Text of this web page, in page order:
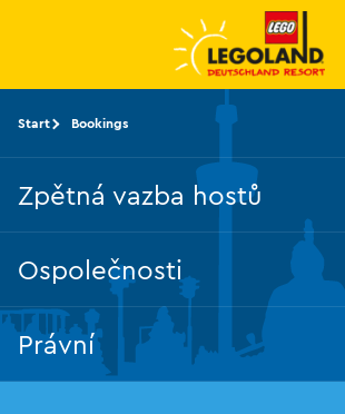
obsah
Start Bookings
Zpětná vazba hostů
Ospolečnosti
Právní